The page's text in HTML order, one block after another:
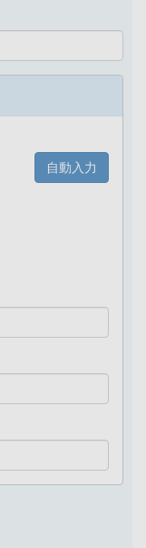
自動入力